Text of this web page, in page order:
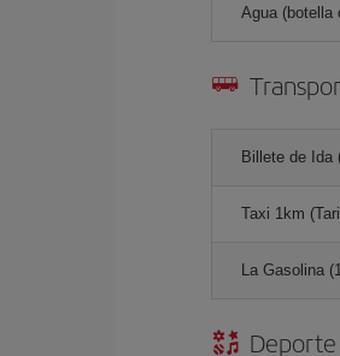
Agua (botella
Billete de Ida
Taxi 1km
La Gasolina